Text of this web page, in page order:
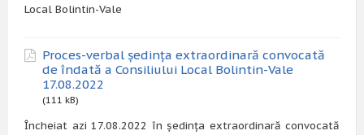
Local Bolintin-Vale
Proces-verbal ședința extraordinară convocată
de îndată a Consiliului Local Bolintin-Vale
17.08.2022
(111 kB)
Încheiat azi 17.08.2022 în ședința extraordinară convocată